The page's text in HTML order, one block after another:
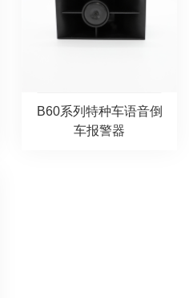
B60系列特种车语音倒
车报警器